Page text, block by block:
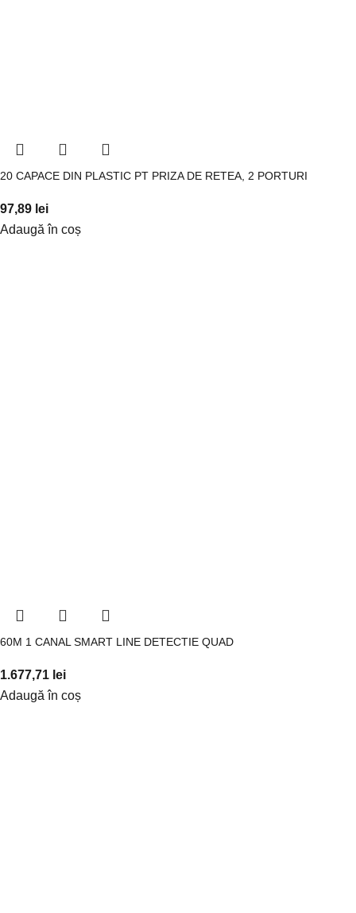
20 CAPACE DIN PLASTIC PT PRIZA DE RETEA, 2 PORTURI
97,89 lei
Adaugă în coș
60M 1 CANAL SMART LINE DETECTIE QUAD
1.677,71 lei
Adaugă în coș